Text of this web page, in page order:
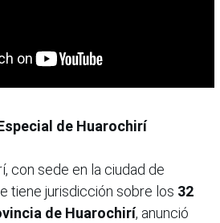
de Huarochirí
con sede en la ciudad de
tiene jurisdicción sobre los 32
de Huarochirí, anunció